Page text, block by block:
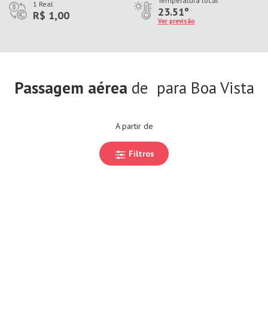
1 Real
R$ 1,00 23.51º
Ver previsão
Passagem aérea de para Boa Vista
A partir de
Filtros